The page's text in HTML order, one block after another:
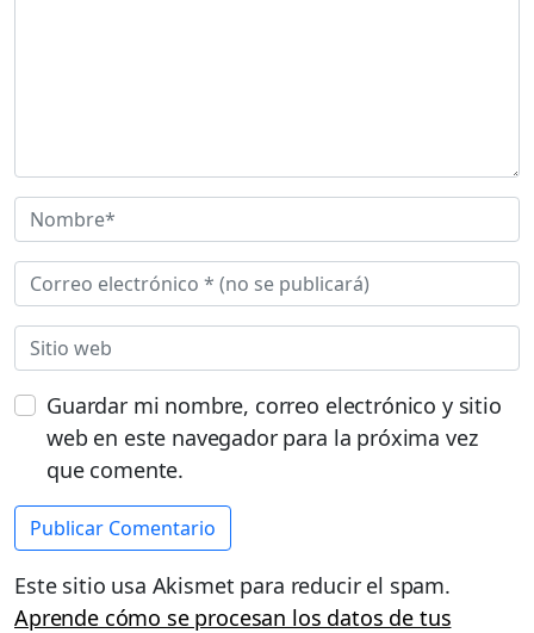
Guardar mi nombre, correo electrónico y sitio
web en este navegador para la próxima vez
que comente.
Este sitio usa Akismet para reducir el spam.
Aprende cómo se procesan los datos de tus